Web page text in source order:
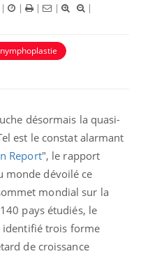
| | | |
|
nymphoplastie
désormais la quasi-
est le constat alarmant
Report", le rapport
monde dévoilé ce
mondial sur la
pays étudiés, le
trois forme
de croissance